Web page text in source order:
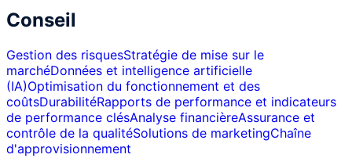
Conseil
Gestion des risquesStratégie de mise sur le
marchéDonnées et intelligence artificielle
(IA)Optimisation du fonctionnement et des
coûtsDurabilitéRapports de performance et indicateurs
de performance clésAnalyse financièreAssurance et
contrôle de la qualitéSolutions de marketingChaîne
d'approvisionnement